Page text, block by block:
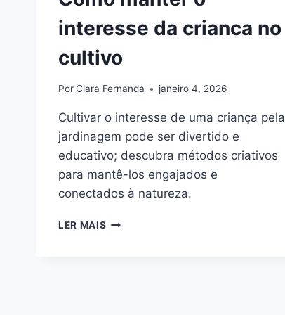
interesse da crianca no
cultivo
PorClara Fernanda janeiro 4, 2026
Cultivar o interesse de uma criança pela
jardinagem pode ser divertido e
educativo; descubra métodos criativos
para mantê-los engajados e
conectados à natureza.
LER MAIS COMO